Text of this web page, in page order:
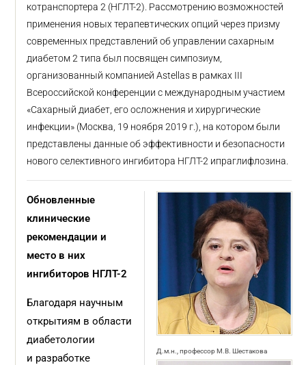
котранспортера 2 (НГЛТ-2). Рассмотрению возможностей
применения новых терапевтических опций через призму
современных представлений об управлении сахарным
диабетом 2 типа был посвящен симпозиум,
организованный компанией Astellas в рамках III
Всероссийской конференции с международным участием
«Сахарный диабет, его осложнения и хирургические
инфекции» (Москва, 19 ноября 2019 г.), на котором были
представлены данные об эффективности и безопасности
нового селективного ингибитора НГЛТ-2 ипраглифлозина.
Д.м.н., профессор М.В. Шестакова
Обновленные
клинические
рекомендации и
место в них
ингибиторов НГЛТ-2
Благодаря научным
открытиям в области
диабетологии
и разработке